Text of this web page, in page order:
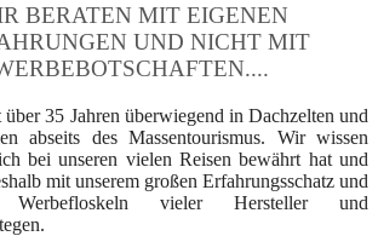
BERATEN MIT EIGENEN
UND NICHT MIT
über 35 Jahren überwiegend in Dachzelten und
abseits des Massentourismus. Wir wissen
bei unseren vielen Reisen bewährt hat und
mit unserem großen Erfahrungsschatz und
vieler Hersteller und